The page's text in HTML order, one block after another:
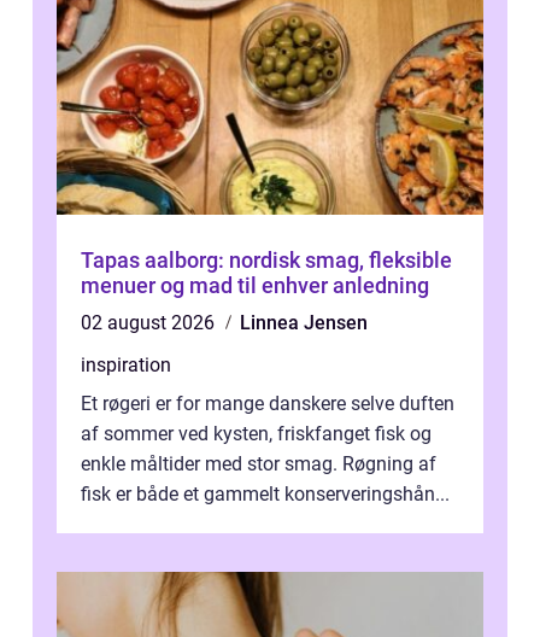
Tapas aalborg: nordisk smag, fleksible
menuer og mad til enhver anledning
02 august 2026
Linnea Jensen
inspiration
Et røgeri er for mange danskere selve duften
af sommer ved kysten, friskfanget fisk og
enkle måltider med stor smag. Røgning af
fisk er både et gammelt konserveringshån...